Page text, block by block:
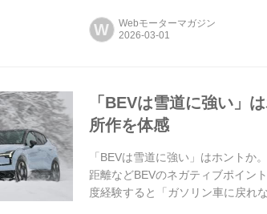
W Webモーターマガジン
「BEVは雪道に強い」
所作を体感
「BEVは雪道に強い」はホント
距離などBEVのネガティブポイン
度経験すると「ガソリン車に戻れ